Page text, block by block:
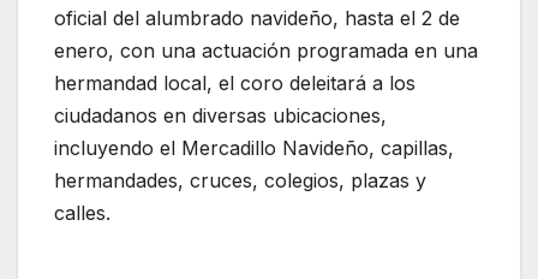
oficial del alumbrado navideño, hasta el 2 de
enero, con una actuación programada en una
hermandad local, el coro deleitará a los
ciudadanos en diversas ubicaciones,
incluyendo el Mercadillo Navideño, capillas,
hermandades, cruces, colegios, plazas y
calles.